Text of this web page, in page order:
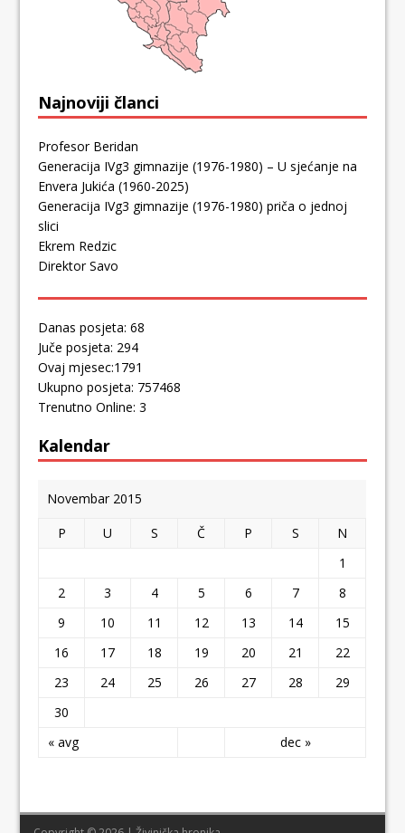
Najnoviji članci
Profesor Beridan
Generacija IVg3 gimnazije (1976-1980) – U sjećanje na
Envera Jukića (1960-2025)
Generacija IVg3 gimnazije (1976-1980) priča o jednoj
slici
Ekrem Redzic
Direktor Savo
Danas posjeta: 68
Juče posjeta: 294
Ovaj mjesec:1791
Ukupno posjeta: 757468
Trenutno Online: 3
Kalendar
Novembar 2015
P
U S Č P S N
« avg dec »
1
2
3 4 5 6 7
8
9
10 11 12 13 14
15
16
17 18 19 20 21
22
23
24 25 26 27 28
29
30